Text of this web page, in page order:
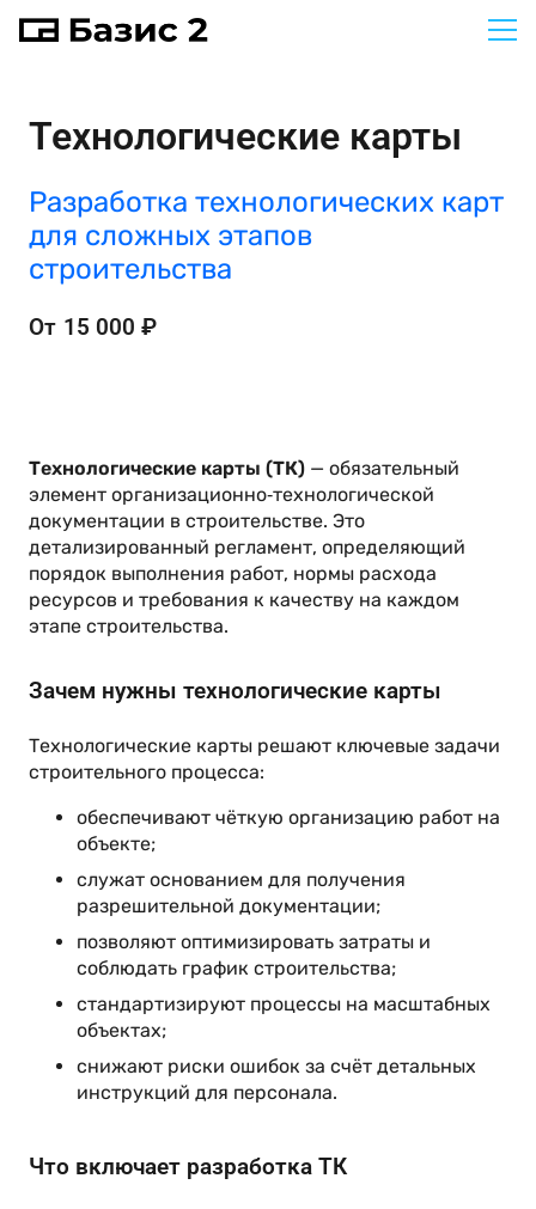
Технологические карты
Разработка технологических карт
для сложных этапов
строительства
От 15 000 ₽
Технологические карты (ТК) — обязательный
элемент организационно‑технологической
документации в строительстве. Это
детализированный регламент, определяющий
порядок выполнения работ, нормы расхода
ресурсов и требования к качеству на каждом
этапе строительства.
Зачем нужны технологические карты
Технологические карты решают ключевые задачи
строительного процесса:
обеспечивают чёткую организацию работ на
объекте;
служат основанием для получения
разрешительной документации;
позволяют оптимизировать затраты и
соблюдать график строительства;
стандартизируют процессы на масштабных
объектах;
снижают риски ошибок за счёт детальных
инструкций для персонала.
Что включает разработка ТК